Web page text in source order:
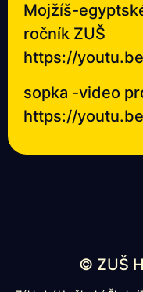
Mojžíš-
ročník ZUŠ
https://
sopka -video
https://
© ZUŠ